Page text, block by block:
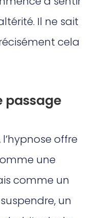
Il ne sait
cela
passage
offre
une
comme un
un